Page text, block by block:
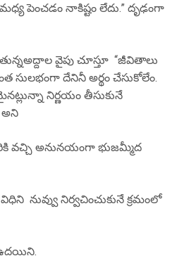
పెంచడం నాకిష్టం లేదు.” దృఢంగా
వైపు చూస్తూ “జీవితాలు
దేనినీ అర్థం చేసుకోలేం.
నిర్ణయం తీసుకునే
అని
వచ్చి అనునయంగా భుజమ్మీద
విధిని నువ్వు నిర్వచించుకునే క్రమంలో